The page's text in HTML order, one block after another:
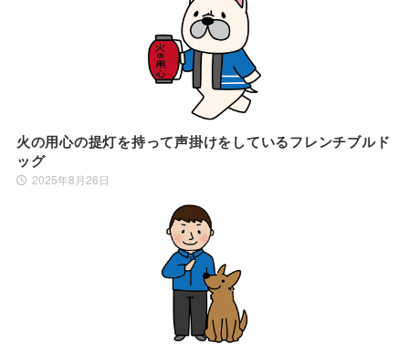
火の用心の提灯を持って声掛けをしているフレンチブルド
ッグ
2025年8月26日